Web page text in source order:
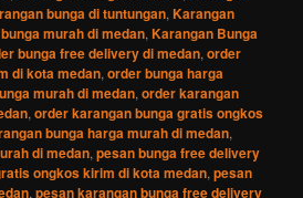
bunga di tuntungan,Karangan
murah di medan,Karangan Bunga
bunga free delivery di medan,order
di kota medan,order bunga harga
murah di medan,order karangan
,order karangan bunga gratis ongkos
bunga harga murah di medan,
di medan,pesan bunga free delivery
ongkos kirim di kota medan,pesan
,pesan karangan bunga free delivery